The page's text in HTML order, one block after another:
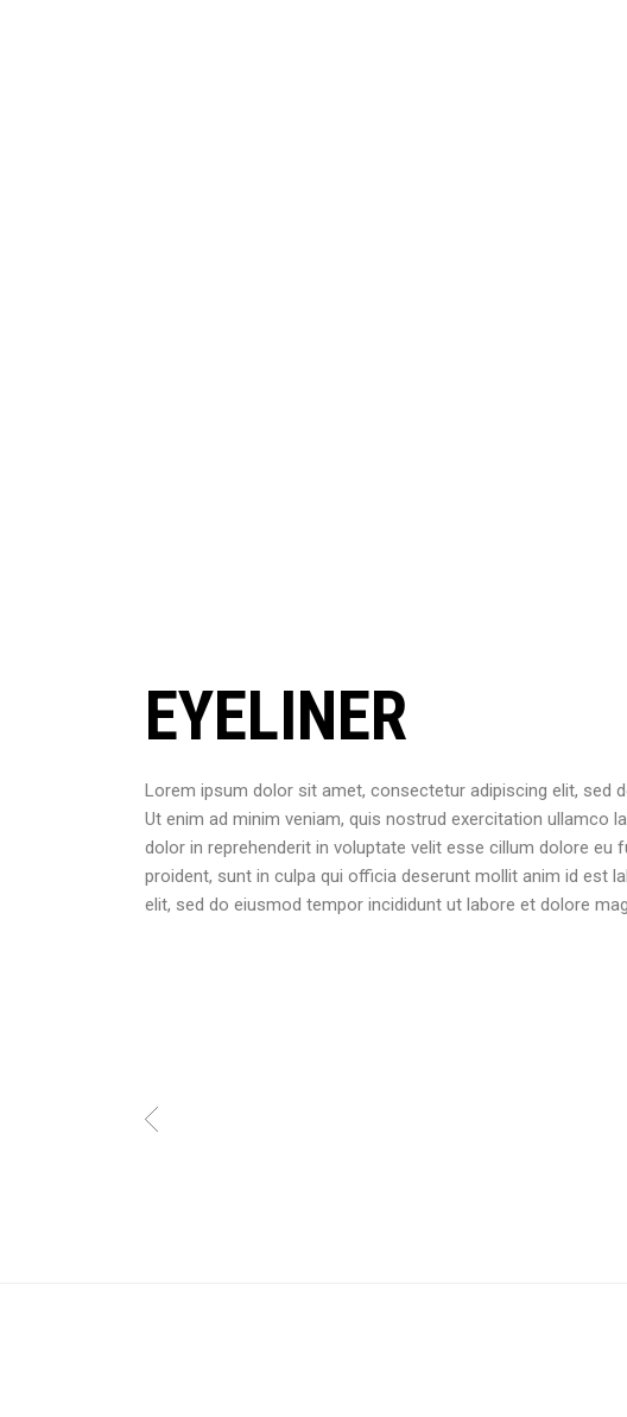
EYELINER
Lorem ipsum dolor sit amet, consectetur adipiscing elit, sed
Ut enim ad minim veniam, quis nostrud exercitation ullamco
dolor in reprehenderit in voluptate velit esse cillum dolore
proident, sunt in culpa qui officia deserunt mollit anim id est
elit, sed do eiusmod tempor incididunt ut labore et dolore